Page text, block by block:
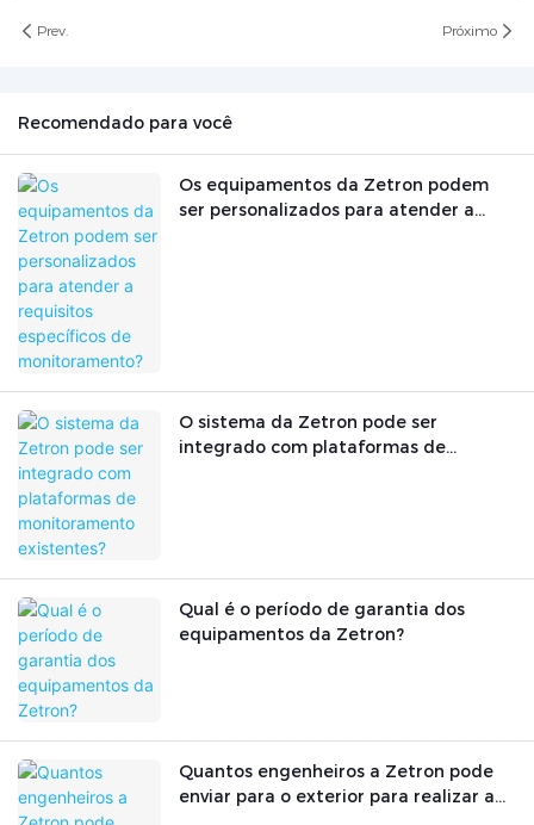
Prev. Próximo
Recomendado para você
Os equipamentos da Zetron podem
ser personalizados para atender a
O sistema da Zetron pode ser
integrado com plataformas de
Qual é o período de garantia dos
equipamentos da Zetron?
Quantos engenheiros a Zetron pode
enviar para o exterior para realizar a